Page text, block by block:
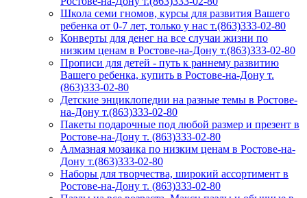
Школа семи гномов, курсы для развития Вашего
ребенка от 0-7 лет, только у нас т.(863)333-02-80
Конверты для денег на все случаи жизни по
низким ценам в Ростове-на-Дону т.(863)333-02-80
Прописи для детей - путь к раннему развитию
Вашего ребенка, купить в Ростове-на-Дону т.
(863)333-02-80
Детские энциклопедии на разные темы в Ростове-
на-Дону т.(863)333-02-80
Пакеты подарочные под любой размер и презент в
Ростове-на-Дону т. (863)333-02-80
Алмазная мозаика по низким ценам в Ростове-на-
Дону т.(863)333-02-80
Наборы для творчества, широкий ассортимент в
Ростове-на-Дону т. (863)333-02-80